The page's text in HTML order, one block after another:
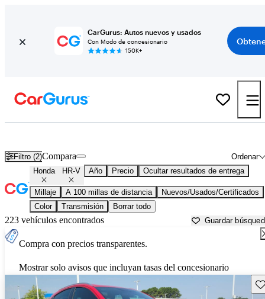
CarGurus: Autos nuevos y usados
Con Modo de concesionario
150K+
Filtro (2) Ordenar
Compara
Honda HR-V Año Precio Ocultar resultados de entrega
Millaje A 100 millas de distancia
Nuevos/Usados/Certificados
Color
Transmisión Borrar todo
223 vehículos encontrados Guardar
Compra con precios transparentes.
Mostrar solo avisos que incluyan tasas del concesionario